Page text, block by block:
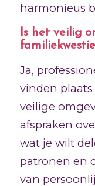
harmonieus
Is het veilig
Ja,
vinden
veilige
afspraken
wat je wilt
patronen en
van